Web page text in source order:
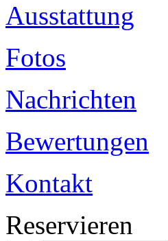
Ausstattung
Fotos
Nachrichten
Bewertungen
Kontakt
Reservieren